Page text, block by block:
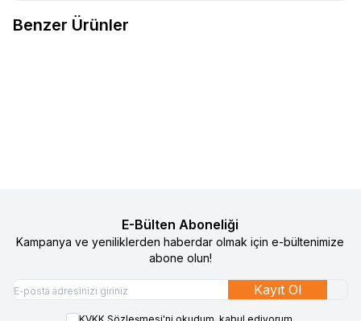
Benzer Ürünler
E-Bülten Aboneliği
Kampanya ve yeniliklerden haberdar olmak için e-bültenimize
abone olun!
Kayıt Ol